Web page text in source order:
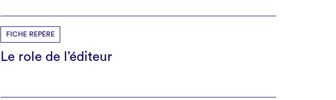
FICHE REPÈRE
Le role de l’éditeur